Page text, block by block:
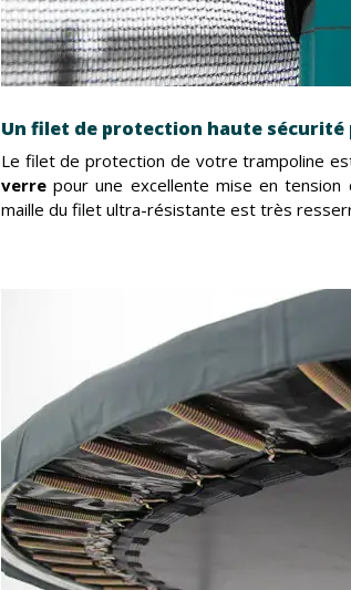
Un filet de protection haute
Le filet de protection de votre trampoline
verre pour une excellente mise en
maille du filet ultra-résistante est très